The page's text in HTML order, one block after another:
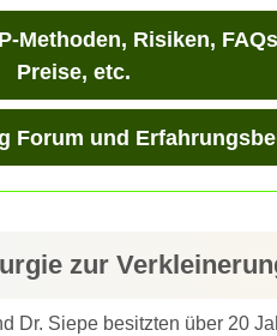
Methoden, Risiken,
Preise, etc.
Forum und
zur
Siepe besitzten über 20